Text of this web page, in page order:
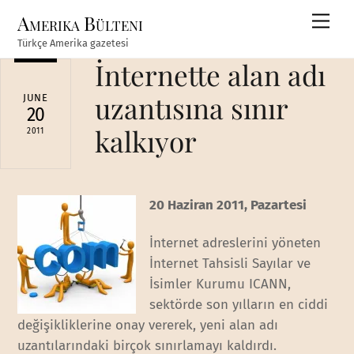
content
Amerika Bülteni
Türkçe Amerika gazetesi
JUNE
20
2011
İnternette alan adı
uzantısına sınır
kalkıyor
20 Haziran 2011, Pazartesi
İnternet adreslerini yöneten
İnternet Tahsisli Sayılar ve
İsimler Kurumu ICANN,
sektörde son yılların en ciddi
değişikliklerine onay vererek, yeni alan adı
uzantılarındaki birçok sınırlamayı kaldırdı.